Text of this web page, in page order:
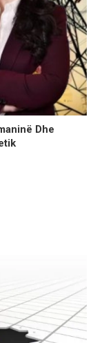
Dhe